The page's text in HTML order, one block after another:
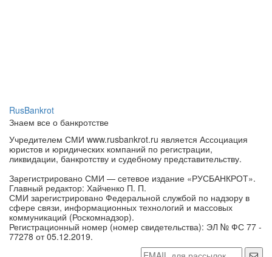
RusBankrot
Знаем все о банкротстве
Учредителем СМИ www.rusbankrot.ru является Ассоциация
юристов и юридических компаний по регистрации,
ликвидации, банкротству и судебному представительству.
Зарегистрировано СМИ — сетевое издание «РУСБАНКРОТ».
Главный редактор: Хайченко П. П.
СМИ зарегистрировано Федеральной службой по надзору в
сфере связи, информационных технологий и массовых
коммуникаций (Роскомнадзор).
Регистрационный номер (номер свидетельства): ЭЛ № ФС 77 -
77278 от 05.12.2019.